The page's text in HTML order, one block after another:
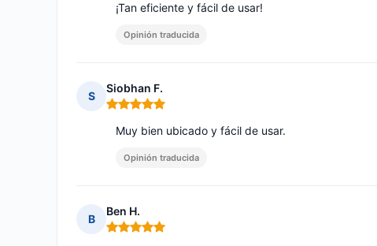
¡Tan eficiente y fácil de usar!
Opinión traducida
S
Siobhan F.
Nota: 5 de 5
Muy bien ubicado y fácil de usar.
Opinión traducida
B
Ben H.
Nota: 5 de 5